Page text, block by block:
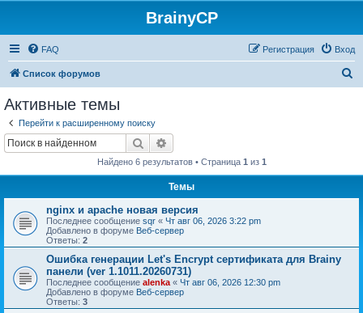
BrainyCP
FAQ Вход
Регистрация
Список форумов
Активные темы
Перейти к расширенному поиску
Поиск
Найдено 6 результатов • Страница 1 из 1
Темы
nginx и apache новая версия
Последнее сообщение sqr « Чт авг 06, 2026 3:22 pm
Добавлено в форуме Веб-сервер
Ответы: 2
Ошибка генерации Let's Encrypt сертификата для Brainy
панели (ver 1.1011.20260731)
Последнее сообщение alenka « Чт авг 06, 2026 12:30 pm
Добавлено в форуме Веб-сервер
Ответы: 3